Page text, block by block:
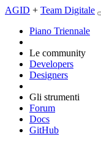
AGID + Team Digitale
Piano Triennale
Le community
Developers
Designers
Gli strumenti
Forum
Docs
GitHub